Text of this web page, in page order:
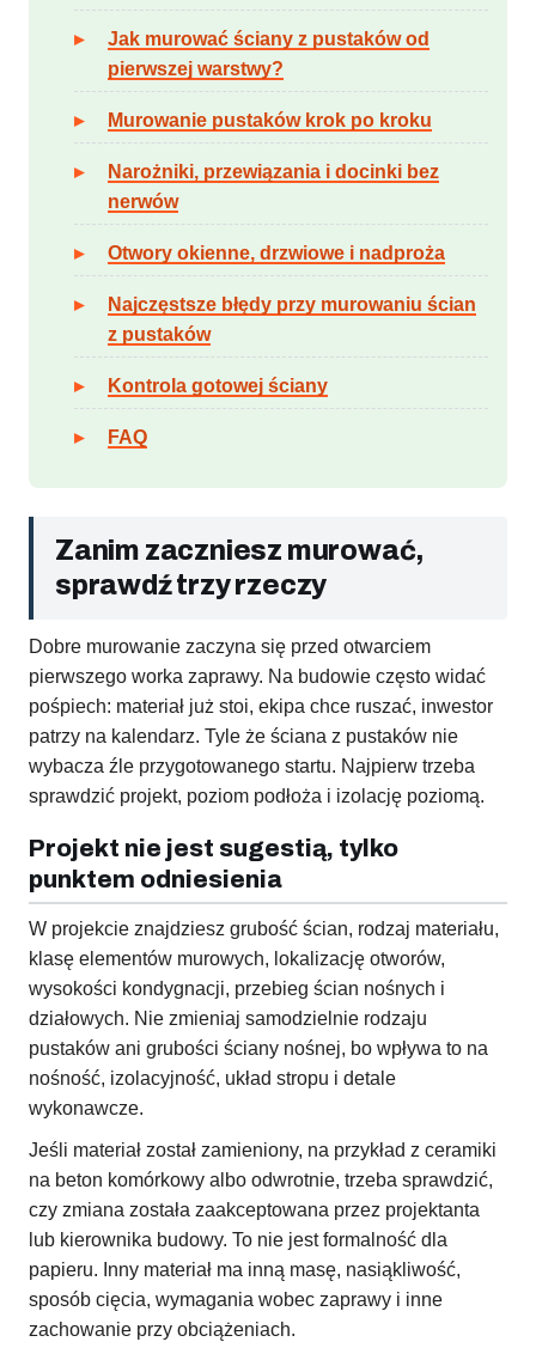
Jak murować ściany z pustaków od
pierwszej warstwy?
Murowanie pustaków krok po kroku
Narożniki, przewiązania i docinki bez
nerwów
Otwory okienne, drzwiowe i nadproża
Najczęstsze błędy przy murowaniu ścian
z pustaków
Kontrola gotowej ściany
FAQ
Zanim zaczniesz murować,
sprawdź trzy rzeczy
Dobre murowanie zaczyna się przed otwarciem
pierwszego worka zaprawy. Na budowie często widać
pośpiech: materiał już stoi, ekipa chce ruszać, inwestor
patrzy na kalendarz. Tyle że ściana z pustaków nie
wybacza źle przygotowanego startu. Najpierw trzeba
sprawdzić projekt, poziom podłoża i izolację poziomą.
Projekt nie jest sugestią, tylko
punktem odniesienia
W projekcie znajdziesz grubość ścian, rodzaj materiału,
klasę elementów murowych, lokalizację otworów,
wysokości kondygnacji, przebieg ścian nośnych i
działowych. Nie zmieniaj samodzielnie rodzaju
pustaków ani grubości ściany nośnej, bo wpływa to na
nośność, izolacyjność, układ stropu i detale
wykonawcze.
Jeśli materiał został zamieniony, na przykład z ceramiki
na beton komórkowy albo odwrotnie, trzeba sprawdzić,
czy zmiana została zaakceptowana przez projektanta
lub kierownika budowy. To nie jest formalność dla
papieru. Inny materiał ma inną masę, nasiąkliwość,
sposób cięcia, wymagania wobec zaprawy i inne
zachowanie przy obciążeniach.